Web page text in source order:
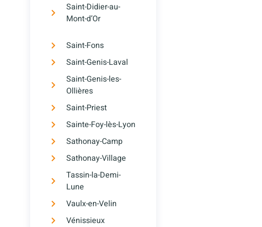
Saint-Didier-au-
Mont-d’Or
Saint-Fons
Saint-Genis-Laval
Saint-Genis-les-
Ollières
Saint-Priest
Sainte-Foy-lès-Lyon
Sathonay-Camp
Sathonay-Village
Tassin-la-Demi-
Lune
Vaulx-en-Velin
Vénissieux